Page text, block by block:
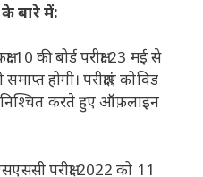
के बारे में:
10 की बोर्ड परीक्षा 23 मई से
होगी। परीक्षाएं कोविड
करते हुए ऑफ़लाइन
परीक्षा 2022 को 11